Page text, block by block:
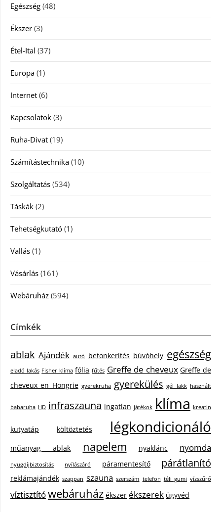
Egészség (48)
Ékszer (3)
Étel-Ital (37)
Europa (1)
Internet (6)
Kapcsolatok (3)
Ruha-Divat (19)
Számítástechnika (10)
Szolgáltatás (534)
Táskák (2)
Tehetségkutató (1)
Vallás (1)
Vásárlás (161)
Webáruház (594)
Címkék
ablak Ajándék autó betonkerítés búvóhely egészség
eladó lakás Fisher klíma fólia fűtés Greffe de cheveux Greffe de
cheveux en Hongrie gyerekruha gyerekülés gél lakk használt
babaruha HD infraszauna ingatlan játékok klíma kreatin
kutyatáp költöztetés légkondicionáló
műanyag ablak napelem nyaklánc nyomda
nyugdíjbiztosítás nyílászáró páramentesítő párátlanító
reklámajándék szappan szauna szerszám telefon téli gumi vízszűrő
víztisztítówebáruház ékszer ékszerek ügyvéd